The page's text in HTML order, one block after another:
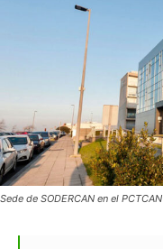
Sede de SODERCAN en el PCTCAN